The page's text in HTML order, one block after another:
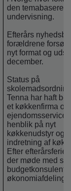
den
undervisning.
Efterårs
forældrene
nyt format og
december.
Status på
Tenna har haft
et køkkenfirma og
ejendomsservice
henblik på nyt
køkkenudstyr og
indretning af
Efter
der møde med
budgetkonsulent